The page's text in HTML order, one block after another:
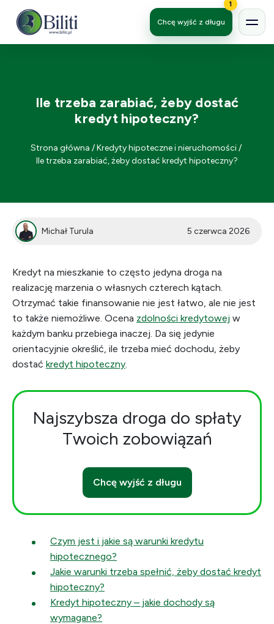
Chcę wyjść z długu
1
Ile trzeba zarabiać, żeby dostać
kredyt hipoteczny?
Strona główna /Kredyty hipoteczne i nieruchomości/
Ile trzeba zarabiać, żeby dostać kredyt hipoteczny?
Michał Turula 5 czerwca 2026
Kredyt na mieszkanie to często jedyna droga na
realizację marzenia o własnych czterech kątach.
Otrzymać takie finansowanie nie jest łatwo, ale nie jest
to także niemożliwe. Ocena zdolności kredytowej w
każdym banku przebiega inaczej. Da się jedynie
orientacyjnie określić, ile trzeba mieć dochodu, żeby
dostać kredyt hipoteczny.
Najszybsza droga do spłaty
Twoich zobowiązań
Chcę wyjść z długu
Czym jest i jakie są warunki kredytu
hipotecznego?
Jakie warunki trzeba spełnić, żeby dostać kredyt
hipoteczny?
Kredyt hipoteczny – jakie dochody są
wymagane?